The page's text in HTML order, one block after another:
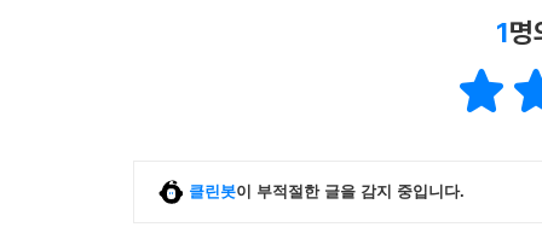
1명
클린봇이 부적절한 글을 감지 중입니다.